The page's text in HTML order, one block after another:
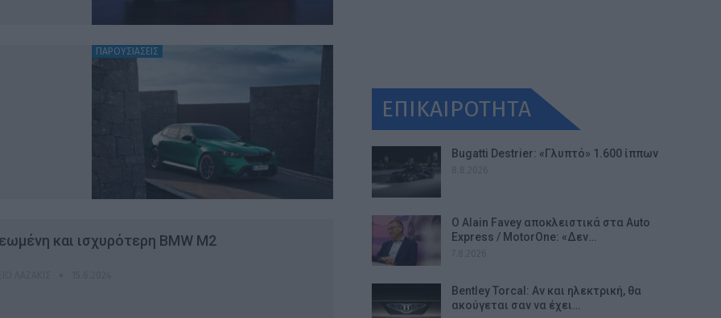
ΠΑΡΟΥΣΙΑΣΕΙΣ
και ισχυρότερη BMW M2
ΕΠΙΚΑΙΡΟΤΗΤΑ
Bugatti Destrier: «Γλυπτό» 1.600 ίππων
Ο Alain Favey αποκλειστικά στα Auto
Express / MotorOne: «Δεν…
Bentley Torcal: Αν και ηλεκτρική, θα
ακούγεται σαν να έχει…